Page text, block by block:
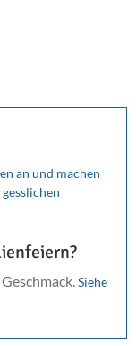
an und machen
Siehe